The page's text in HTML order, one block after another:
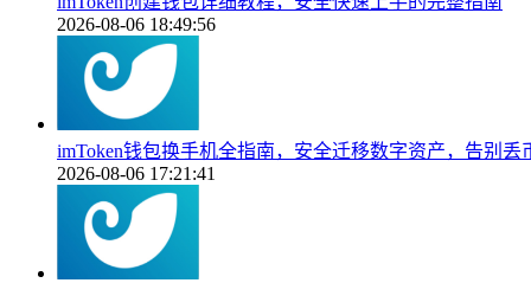
2026-08-06 18:49:56
imToken钱包换手机全指南，安全迁移数字资产，告别丢
2026-08-06 17:21:41